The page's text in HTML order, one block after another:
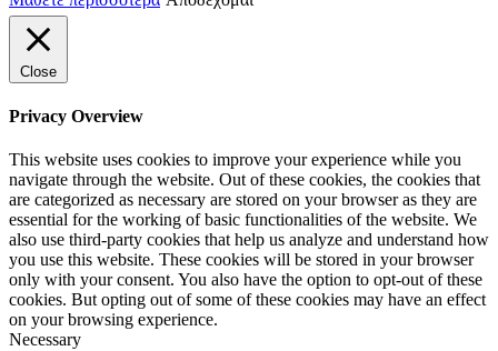
Close
Privacy Overview
This website uses cookies to improve your experience while you
navigate through the website. Out of these cookies, the cookies that
are categorized as necessary are stored on your browser as they are
essential for the working of basic functionalities of the website. We
also use third-party cookies that help us analyze and understand how
you use this website. These cookies will be stored in your browser
only with your consent. You also have the option to opt-out of these
cookies. But opting out of some of these cookies may have an effect
on your browsing experience.
Necessary